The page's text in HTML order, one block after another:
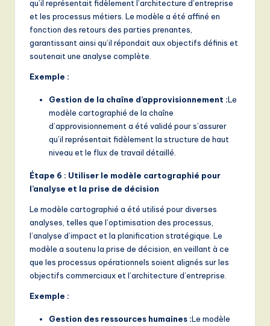
qu’il représentait fidèlement l’architecture d’entreprise
et les processus métiers. Le modèle a été affiné en
fonction des retours des parties prenantes,
garantissant ainsi qu’il répondait aux objectifs définis et
soutenait une analyse complète.
Exemple :
Gestion de la chaîne d’approvisionnement :Le
modèle cartographié de la chaîne
d’approvisionnement a été validé pour s’assurer
qu’il représentait fidèlement la structure de haut
niveau et le flux de travail détaillé.
Étape 6 : Utiliser le modèle cartographié pour
l’analyse et la prise de décision
Le modèle cartographié a été utilisé pour diverses
analyses, telles que l’optimisation des processus,
l’analyse d’impact et la planification stratégique. Le
modèle a soutenu la prise de décision, en veillant à ce
que les processus opérationnels soient alignés sur les
objectifs commerciaux et l’architecture d’entreprise.
Exemple :
Gestion des ressources humaines :Le modèle